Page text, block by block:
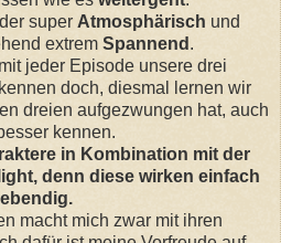
super Atmosphärisch und
extrem Spannend .
jeder Episode unsere drei
doch, diesmal lernen wir
dreien aufgezwungen hat, auch
kennen.
in Kombination mit der
denn diese wirken einfach
lebendig.
macht mich zwar mit ihren